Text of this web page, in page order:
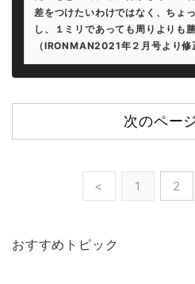
差をつけたいわけではなく、ちょ
し、１ミリであっても周りよりも
（IRONMAN2021年２月号より
次のペー
< 1 2
おすすめトピック